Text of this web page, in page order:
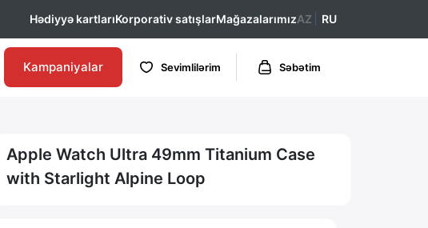
Hədiyyə kartlarıKorporativ satışlarMağazalarımızAZ RU
Kampaniyalar Sevimlilərim Səbətim
Apple Watch Ultra 49mm Titanium Case
with Starlight Alpine Loop